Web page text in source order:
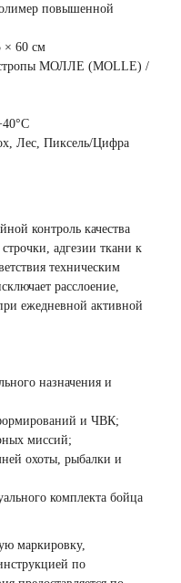
повышенной
× 60 см
МОЛЛЕ (MOLLE) /
Лес, Пиксель/Цифра
контроль качества
адгезии ткани к
техническим
расслоение,
ежедневной активной
назначения и
и ЧВК;
миссий;
охоты, рыбалки и
комплекта бойца
маркировку,
по